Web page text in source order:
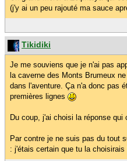
(j'y ai un peu rajouté ma sauce
Tikidiki
Je me souviens que je n'ai pas
la caverne des Monts Brumeux
dans l'aventure. Ça n'a donc pas
premières lignes
Du coup, j'ai choisi la réponse qui
Par contre je ne suis pas du tout
: j'étais certain que tu la choisirais